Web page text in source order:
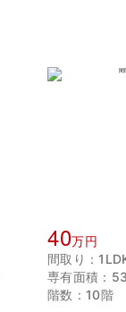
40万円
間取り：
専有面積：
階数：10階